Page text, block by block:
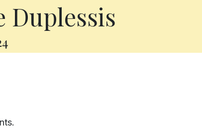
Duplessis